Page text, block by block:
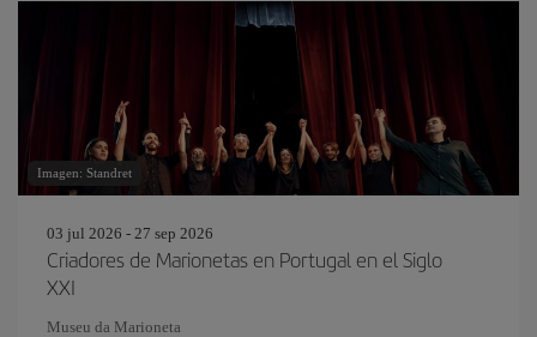
Imagen: Standret
03 jul 2026 - 27 sep 2026
Criadores de Marionetas en Portugal en el Siglo
XXI
Museu da Marioneta